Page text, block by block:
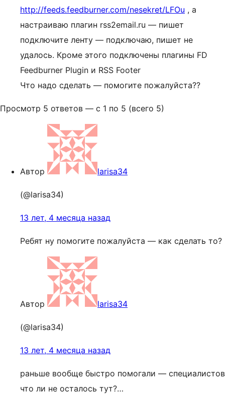
http://feeds.feedburner.com/nesekret/LFOu , а
настраиваю плагин rss2email.ru — пишет
подключите ленту — подключаю, пишет не
удалось. Кроме этого подключены плагины FD
Feedburner Plugin и RSS Footer
Что надо сделать — помогите пожалуйста??
Просмотр 5 ответов — с 1 по 5 (всего 5)
Автор larisa34
(@larisa34)
13 лет, 4 месяца назад
Ребят ну помогите пожалуйста — как сделать то?
Автор larisa34
(@larisa34)
13 лет, 4 месяца назад
раньше вообще быстро помогали — специалистов
что ли не осталось тут?…